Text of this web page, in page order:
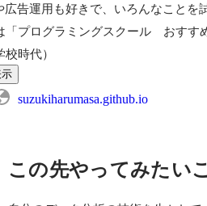
広告運用も好きで、いろんなことを
「プログラミングスクール　おすす
校時代）
suzukiharumasa.github.io
この先やってみたい